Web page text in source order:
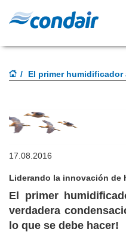
El primer humidificador
17.08.2016
Liderando la innovación
El primer
verdadera
lo que se debe hacer!